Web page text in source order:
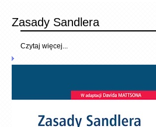
Zasady Sandlera
Czytaj więcej...